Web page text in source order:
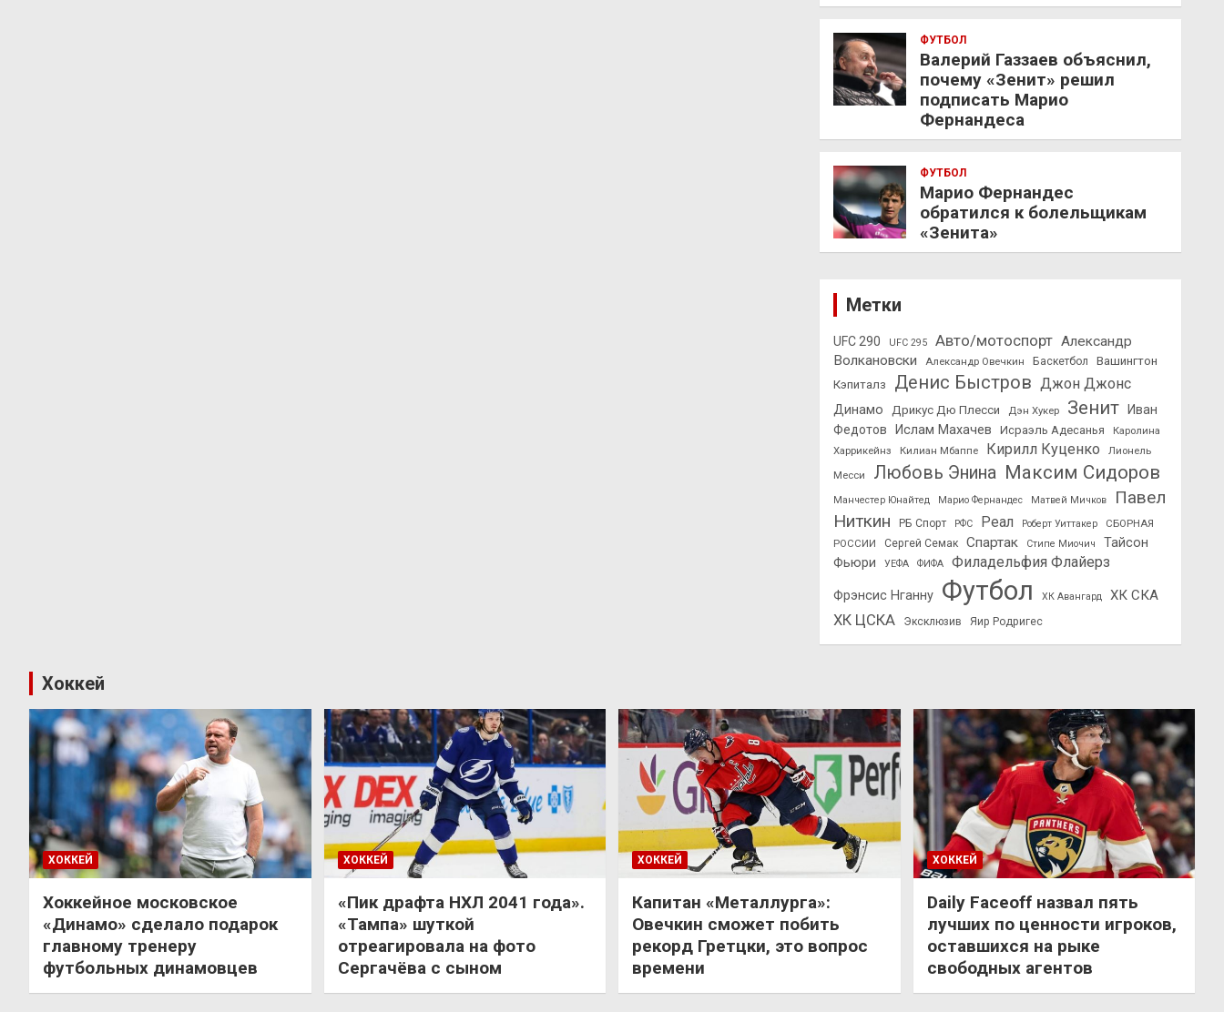
ФУТБОЛ
Валерий Газзаев объяснил,
почему «Зенит» решил
подписать Марио
Фернандеса
ФУТБОЛ
Марио Фернандес
обратился к болельщикам
«Зенита»
Метки
UFC 290 UFC 295 Авто/мотоспорт Александр
Волкановски
Александр Овечкин Баскетбол
Вашингтон
Кэпиталз
Денис Быстров Джон Джонс
Динамо Дрикус Дю Плесси Дэн Хукер Зенит
Иван
Федотов
Ислам Махачев Исраэль Адесанья
Каролина
Харрикейнз
Килиан Мбаппе Кирилл Куценко
Лионель
Месси
Любовь Энина Максим Сидоров
Манчестер Юнайтед Марио Фернандес Матвей Мичков
Павел
Ниткин
РБ Спорт РФС Реал Роберт Уиттакер
СБОРНАЯ
РОССИИ
Сергей Семак Спартак Стипе Миочич
Тайсон
Фьюри
УЕФА ФИФА Филадельфия Флайерз
Фрэнсис Нганну Футбол ХК Авангард ХК СКА
ХК ЦСКА Эксклюзив Яир Родригес
Хоккей
ХОККЕЙ
Хоккейное московское
«Динамо» сделало подарок
главному тренеру
футбольных динамовцев
ХОККЕЙ
«Пик драфта НХЛ 2041 года».
«Тампа» шуткой
отреагировала на фото
Сергачёва с сыном
ХОККЕЙ
Капитан «Металлурга»:
Овечкин сможет побить
рекорд Гретцки, это вопрос
времени
ХОККЕЙ
Daily Faceoff назвал пять
лучших по ценности игроков,
оставшихся на рыке
свободных агентов